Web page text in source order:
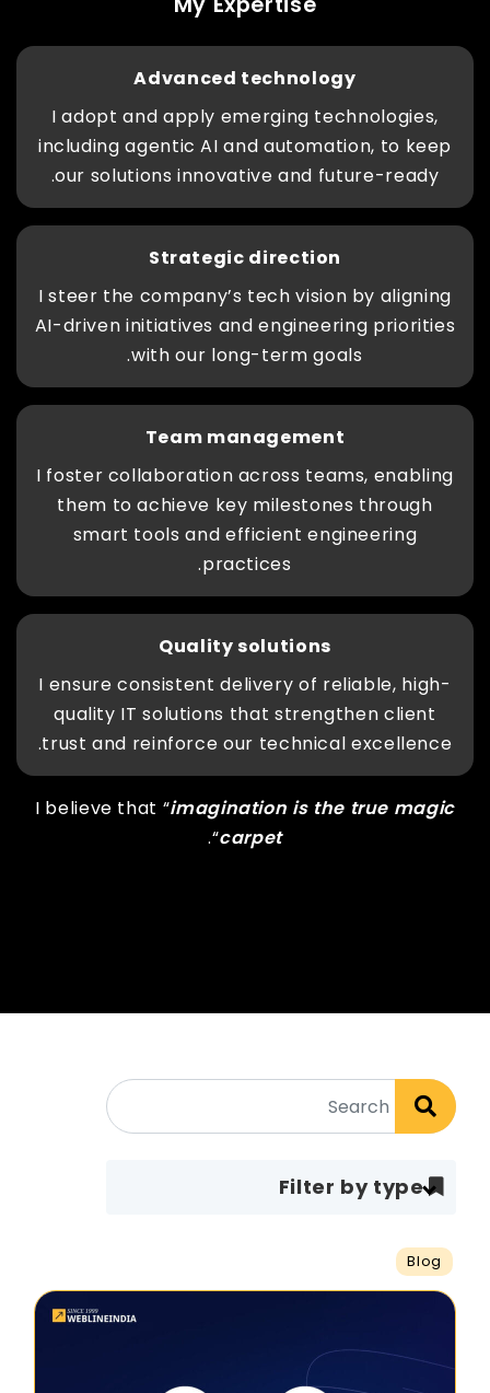
Advanced technology
I adopt and apply emerging technologies,
including agentic AI and automation, to keep
our solutions innovative and future-ready.
Strategic direction
I steer the company’s tech vision by aligning
AI-driven initiatives and engineering priorities
with our long-term goals.
Team management
I foster collaboration across teams, enabling
them to achieve key milestones through
smart tools and efficient engineering
practices.
Quality solutions
I ensure consistent delivery of reliable, high-
quality IT solutions that strengthen client
trust and reinforce our technical excellence.
I believe that “imagination is the true magic
carpet
“.
Filter by type
Blog